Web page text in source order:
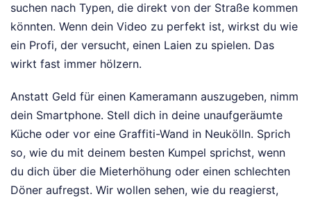
suchen nach Typen, die direkt von der Straße kommen
könnten. Wenn dein Video zu perfekt ist, wirkst du wie
ein Profi, der versucht, einen Laien zu spielen. Das
wirkt fast immer hölzern.
Anstatt Geld für einen Kameramann auszugeben, nimm
dein Smartphone. Stell dich in deine unaufgeräumte
Küche oder vor eine Graffiti-Wand in Neukölln. Sprich
so, wie du mit deinem besten Kumpel sprichst, wenn
du dich über die Mieterhöhung oder einen schlechten
Döner aufregst. Wir wollen sehen, wie du reagierst,